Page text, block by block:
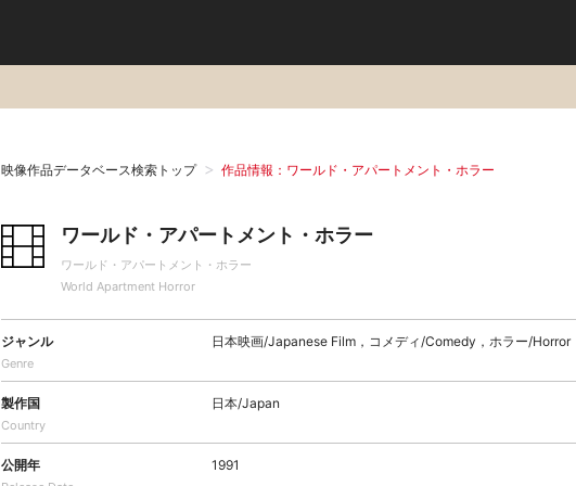
映像作品データベース検索トップ 作品情報：ワールド・アパートメント・ホラー
ワールド・アパートメント・ホラー
ワールド・アパートメント・ホラー
World Apartment Horror
ジャンル
Genre
日本映画/Japanese Film，コメディ/Comedy，ホラー/Horror
製作国
Country
日本/Japan
公開年 1991